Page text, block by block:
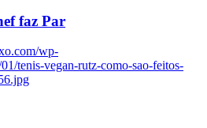
faz Par
wp-
tenis-vegan-rutz-como-sao-feitos-